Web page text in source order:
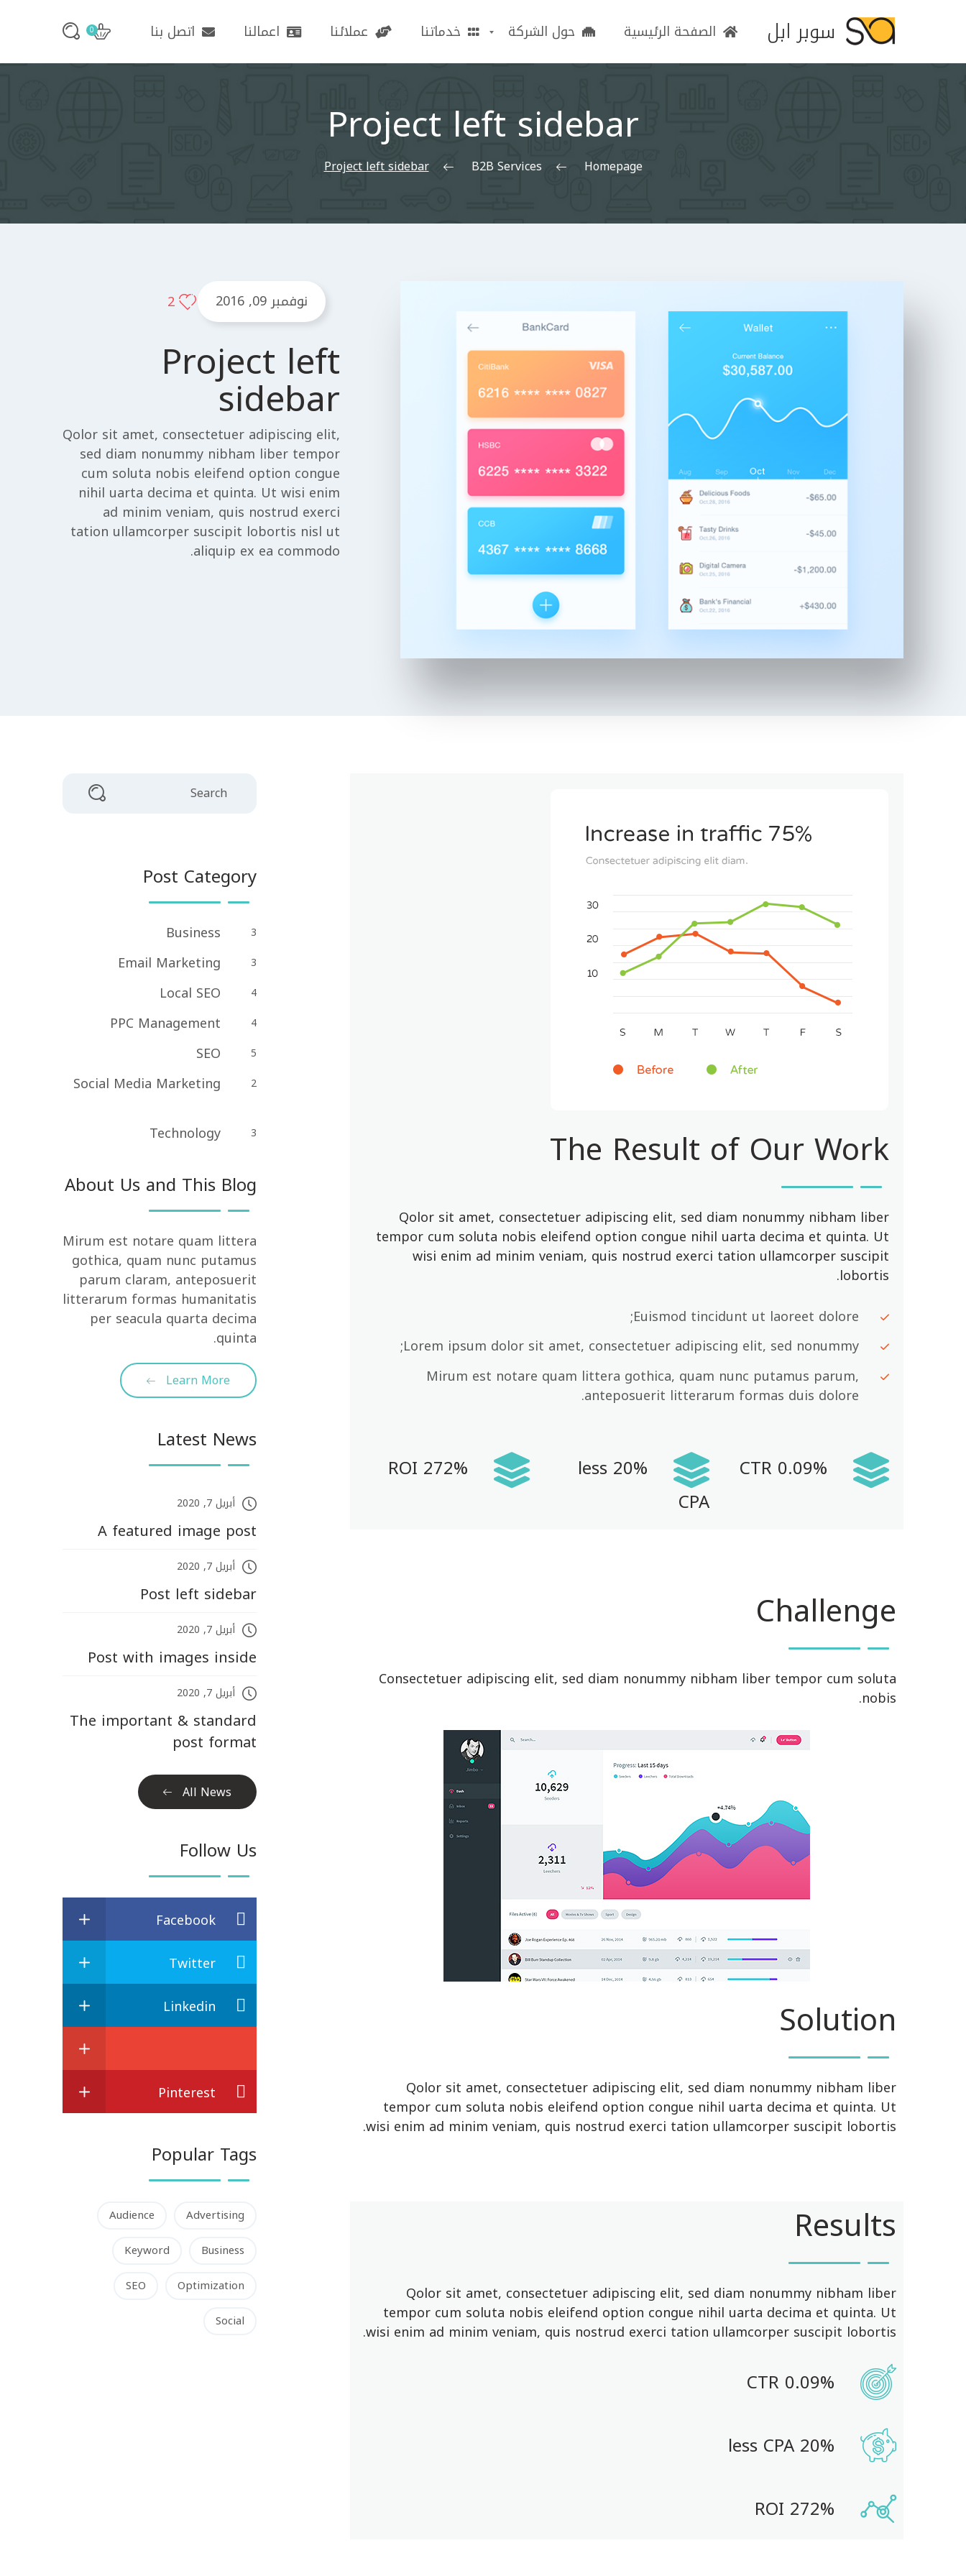
سوبر ابل الصفحة الرئيسية حول الشركة خدماتنا عملائنا اعمالنا اتصل بنا 0
Project left sidebar
Homepage
B2B Services
Project left sidebar
نوفمبر 09, 2016 2
Project left
sidebar
Qolor sit amet, consectetuer adipiscing elit,
sed diam nonummy nibham liber tempor
cum soluta nobis eleifend option congue
nihil uarta decima et quinta. Ut wisi enim
ad minim veniam, quis nostrud exerci
tation ullamcorper suscipit lobortis nisl ut
aliquip ex ea commodo.
The Result of Our Work
Qolor sit amet, consectetuer adipiscing elit, sed diam nonummy nibham liber
tempor cum soluta nobis eleifend option congue nihil uarta decima et quinta. Ut
wisi enim ad minim veniam, quis nostrud exerci tation ullamcorper suscipit
lobortis.
Euismod tincidunt ut laoreet dolore;
Lorem ipsum dolor sit amet, consectetuer adipiscing elit, sed nonummy;
Mirum est notare quam littera gothica, quam nunc putamus parum,
anteposuerit litterarum formas duis dolore.
0.09% CTR
20% less
CPA
272% ROI
Challenge
Consectetuer adipiscing elit, sed diam nonummy nibham liber tempor cum soluta
nobis.
Solution
Qolor sit amet, consectetuer adipiscing elit, sed diam nonummy nibham liber
tempor cum soluta nobis eleifend option congue nihil uarta decima et quinta. Ut
wisi enim ad minim veniam, quis nostrud exerci tation ullamcorper suscipit lobortis.
Results
Qolor sit amet, consectetuer adipiscing elit, sed diam nonummy nibham liber
tempor cum soluta nobis eleifend option congue nihil uarta decima et quinta. Ut
wisi enim ad minim veniam, quis nostrud exerci tation ullamcorper suscipit lobortis.
0.09% CTR
20% less CPA
272% ROI
Post Category
3
Business
3
Email Marketing
4
Local SEO
4
PPC Management
5
SEO
2
Social Media Marketing
3
Technology
About Us and This Blog
Mirum est notare quam littera
gothica, quam nunc putamus
parum claram, anteposuerit
litterarum formas humanitatis
per seacula quarta decima
quinta.
Learn More
Latest News
أبريل 7, 2020
A featured image post
أبريل 7, 2020
Post left sidebar
أبريل 7, 2020
Post with images inside
أبريل 7, 2020
The important & standard
post format
All News
Follow Us
Facebook
Twitter
Linkedin
Pinterest
Popular Tags
Advertising
Audience
Business
Keyword
Optimization
SEO
Social